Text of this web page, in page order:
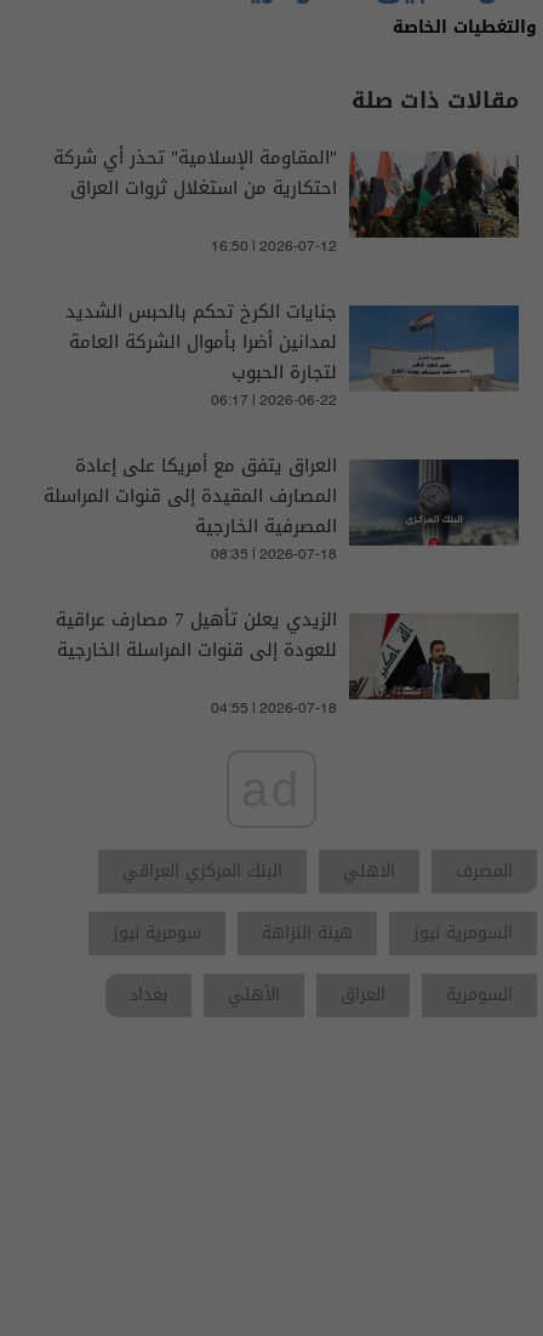
والتغطيات الخاصة
مقالات ذات صلة
"المقاومة الإسلامية" تحذر أي شركة
احتكارية من استغلال ثروات العراق
16:50 | 2026-07-12
جنايات الكرخ تحكم بالحبس الشديد
لمدانين أضرا بأموال الشركة العامة
لتجارة الحبوب
06:17 | 2026-06-22
العراق يتفق مع أمريكا على إعادة
المصارف المقيدة إلى قنوات المراسلة
المصرفية الخارجية
08:35 | 2026-07-18
الزيدي يعلن تأهيل 7 مصارف عراقية
للعودة إلى قنوات المراسلة الخارجية
04:55 | 2026-07-18
المصرف الاهلي
البنك المركزي العراقي
السومرية نيوز
هيئة النزاهة
سومرية نيوز
السومرية
العراق الأهلي بغداد